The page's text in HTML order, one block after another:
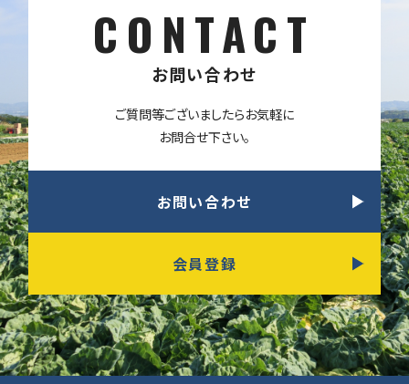
CONTACT
お問い合わせ
ご質問等ございましたらお気軽に
お問合せ下さい。
お問い合わせ
会員登録